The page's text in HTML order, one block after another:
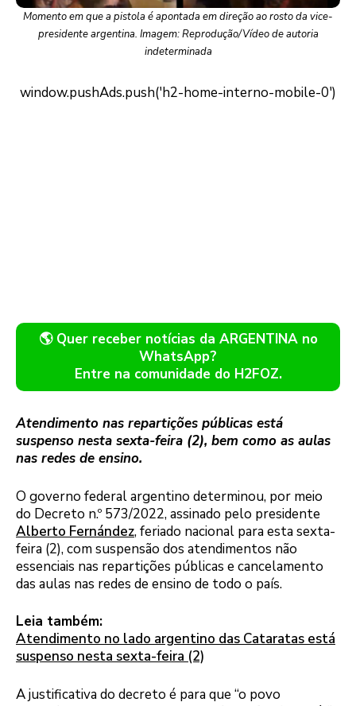
Momento em que a pistola é apontada em direção ao rosto da vice-
presidente argentina. Imagem: Reprodução/Vídeo de autoria
indeterminada
🌎 Quer receber notícias da ARGENTINA no
WhatsApp?
Entre na comunidade do H2FOZ.
Atendimento nas repartições públicas está
suspenso nesta sexta-feira (2), bem como as aulas
nas redes de ensino.
O governo federal argentino determinou, por meio
do Decreto n.º 573/2022, assinado pelo presidente
Alberto Fernández, feriado nacional para esta sexta-
feira (2), com suspensão dos atendimentos não
essenciais nas repartições públicas e cancelamento
das aulas nas redes de ensino de todo o país.
Leia também:
Atendimento no lado argentino das Cataratas está
suspenso nesta sexta-feira (2)
A justificativa do decreto é para que “o povo